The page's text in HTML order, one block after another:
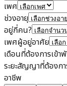
เพศ
ช่วงอายุ
อยู่กี่คน?
เพศผู้อยู่อาศัย
เดือนที่ต้องการเข้า
ระยะสัญญาที่ต้องก
อาชีพ